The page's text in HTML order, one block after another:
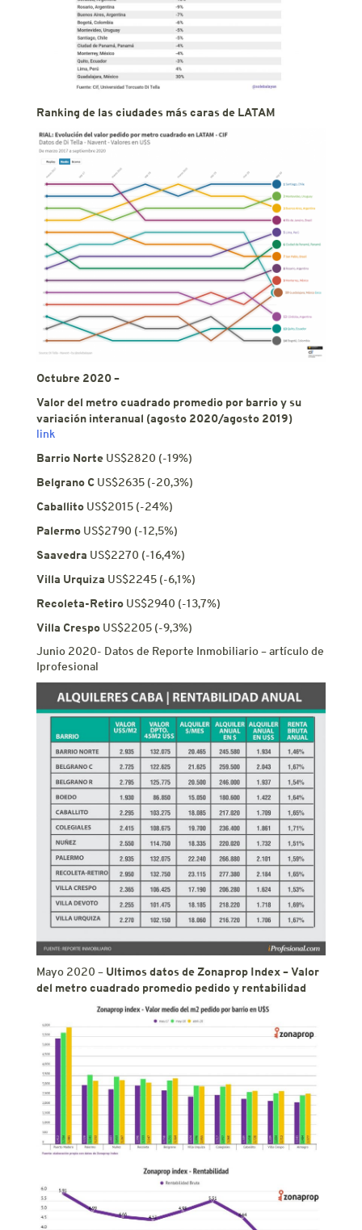
Ranking de las ciudades más caras de LATAM
Octubre 2020 –
Valor del metro cuadrado promedio por barrio y su
variación interanual (agosto 2020/agosto 2019)
link
Barrio Norte US$2820 (-19%)
Belgrano C US$2635 (-20,3%)
Caballito US$2015 (-24%)
Palermo US$2790 (-12,5%)
Saavedra US$2270 (-16,4%)
Villa Urquiza US$2245 (-6,1%)
Recoleta-Retiro US$2940 (-13,7%)
Villa Crespo US$2205 (-9,3%)
Junio 2020- Datos de Reporte Inmobiliario – artículo de
Iprofesional
Mayo 2020 – Ultimos datos de Zonaprop Index – Valor
del metro cuadrado promedio pedido y rentabilidad